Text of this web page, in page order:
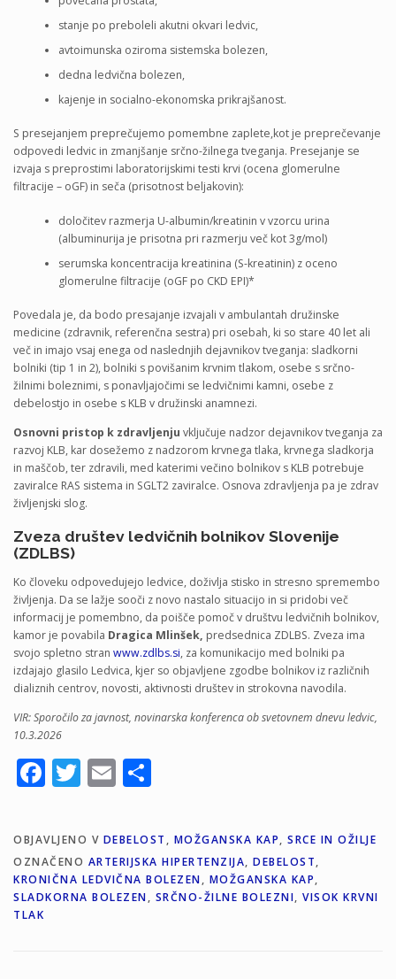
stanje po preboleli akutni okvari ledvic,
avtoimunska oziroma sistemska bolezen,
dedna ledvična bolezen,
kajenje in socialno-ekonomska prikrajšanost.
S presejanjem preprečujemo pomembne zaplete,kot je preprečevanje
odpovedi ledvic in zmanjšanje srčno-žilnega tveganja. Presejanje se
izvaja s preprostimi laboratorijskimi testi krvi (ocena glomerulne
filtracije – oGF) in seča (prisotnost beljakovin):
določitev razmerja U-albumin/kreatinin v vzorcu urina
(albuminurija je prisotna pri razmerju več kot 3g/mol)
serumska koncentracija kreatinina (S-kreatinin) z oceno
glomerulne filtracije (oGF po CKD EPI)*
Povedala je, da bodo presajanje izvajali v ambulantah družinske
medicine (zdravnik, referenčna sestra) pri osebah, ki so stare 40 let ali
več in imajo vsaj enega od naslednjih dejavnikov tveganja: sladkorni
bolniki (tip 1 in 2), bolniki s povišanim krvnim tlakom, osebe s srčno-
žilnimi boleznimi, s ponavljajočimi se ledvičnimi kamni, osebe z
debelostjo in osebe s KLB v družinski anamnezi.
Osnovni pristop k zdravljenju vključuje nadzor dejavnikov tveganja za
razvoj KLB, kar dosežemo z nadzorom krvnega tlaka, krvnega sladkorja
in maščob, ter zdravili, med katerimi večino bolnikov s KLB potrebuje
zaviralce RAS sistema in SGLT2 zaviralce. Osnova zdravljenja pa je zdrav
življenjski slog.
Zveza društev ledvičnih bolnikov Slovenije
(ZDLBS)
Ko človeku odpovedujejo ledvice, doživlja stisko in stresno spremembo
življenja. Da se lažje sooči z novo nastalo situacijo in si pridobi več
informacij je pomembno, da poišče pomoč v društvu ledvičnih bolnikov,
kamor je povabila Dragica Mlinšek, predsednica ZDLBS. Zveza ima
svojo spletno stran www.zdlbs.si, za komunikacijo med bolniki pa
izdajajo glasilo Ledvica, kjer so objavljene zgodbe bolnikov iz različnih
dializnih centrov, novosti, aktivnosti društev in strokovna navodila.
VIR: Sporočilo za javnost, novinarska konferenca ob svetovnem dnevu ledvic,
10.3.2026
Facebook
Twitter
Email
OBJAVLJENO V DEBELOST , MOŽGANSKA KAP, SRCE IN OŽILJE
OZNAČENO ARTERIJSKA HIPERTENZIJA, DEBELOST,
KRONIČNA LEDVIČNA BOLEZEN, MOŽGANSKA KAP,
SLADKORNA BOLEZEN, SRČNO-ŽILNE BOLEZNI, VISOK KRVNI
TLAK